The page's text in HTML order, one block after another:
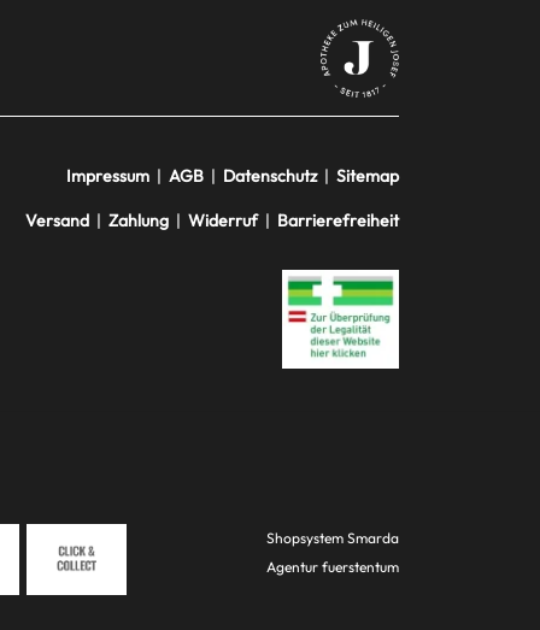
Impressum| AGB| Datenschutz| Sitemap
Versand| Zahlung| Widerruf| Barrierefreiheit
Shopsystem Smarda
Agentur fuerstentum